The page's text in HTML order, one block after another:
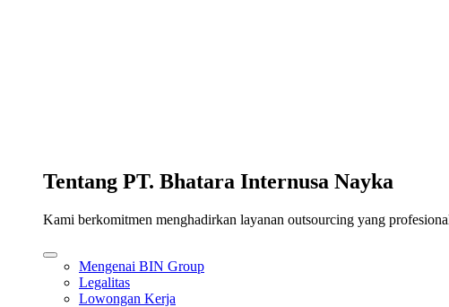
Tentang PT. Bhatara Internusa Nayka
Kami berkomitmen menghadirkan layanan outsourcing yang
Mengenai BIN Group
Legalitas
Lowongan Kerja